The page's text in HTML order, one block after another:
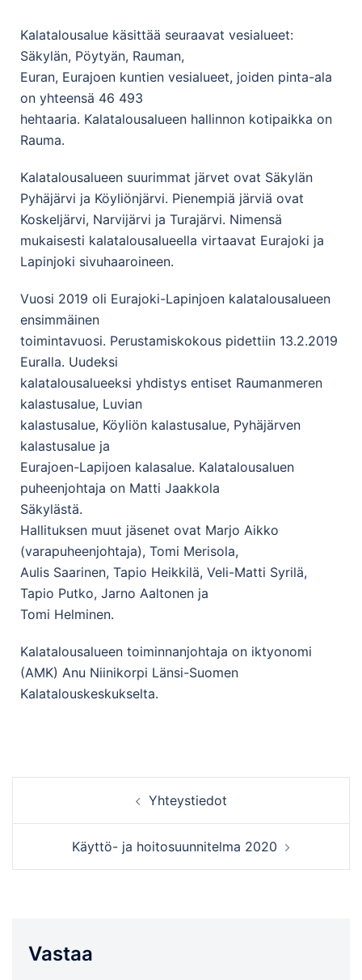
Kalatalousalue käsittää seuraavat vesialueet:
Säkylän, Pöytyän, Rauman,
Euran, Eurajoen kuntien vesialueet, joiden pinta-ala
on yhteensä 46 493
hehtaaria. Kalatalousalueen hallinnon kotipaikka on
Rauma.
Kalatalousalueen suurimmat järvet ovat Säkylän
Pyhäjärvi ja Köyliönjärvi. Pienempiä järviä ovat
Koskeljärvi, Narvijärvi ja Turajärvi. Nimensä
mukaisesti kalatalousalueella virtaavat Eurajoki ja
Lapinjoki sivuhaaroineen.
Vuosi 2019 oli Eurajoki-Lapinjoen kalatalousalueen
ensimmäinen
toimintavuosi. Perustamiskokous pidettiin 13.2.2019
Euralla. Uudeksi
kalatalousalueeksi yhdistys entiset Raumanmeren
kalastusalue, Luvian
kalastusalue, Köyliön kalastusalue, Pyhäjärven
kalastusalue ja
Eurajoen-Lapijoen kalasalue. Kalatalousaluen
puheenjohtaja on Matti Jaakkola
Säkylästä.
Hallituksen muut jäsenet ovat Marjo Aikko
(varapuheenjohtaja), Tomi Merisola,
Aulis Saarinen, Tapio Heikkilä, Veli-Matti Syrilä,
Tapio Putko, Jarno Aaltonen ja
Tomi Helminen.
Kalatalousalueen toiminnanjohtaja on iktyonomi
(AMK) Anu Niinikorpi Länsi-Suomen
Kalatalouskeskukselta.
Yhteystiedot
Käyttö- ja hoitosuunnitelma 2020
Vastaa